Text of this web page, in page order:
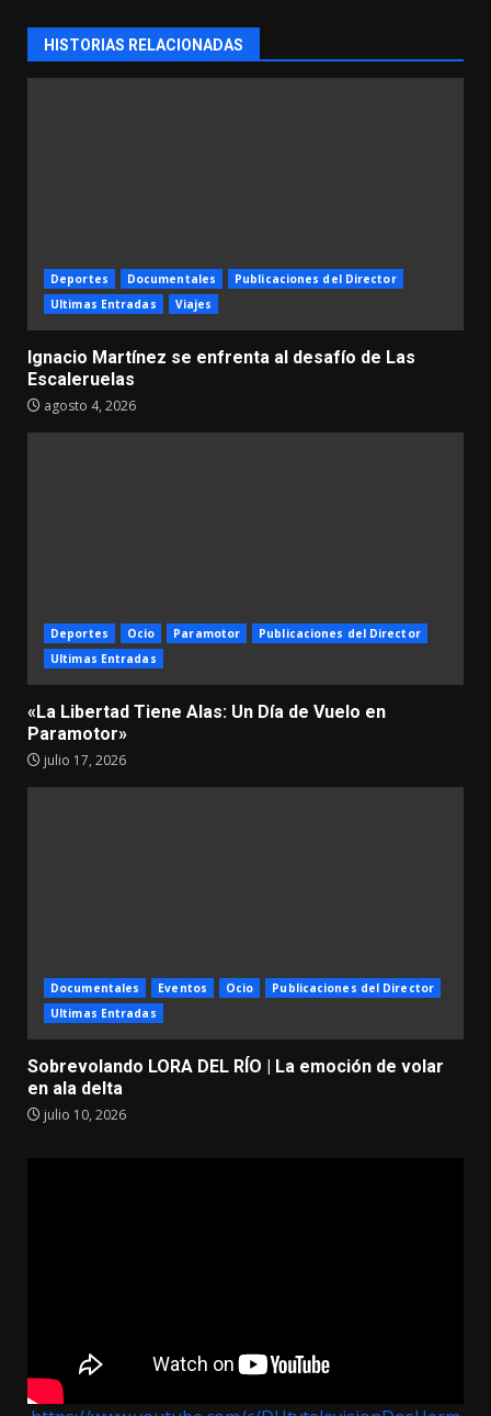
HISTORIAS RELACIONADAS
Deportes Documentales
Publicaciones del Director
Ultimas Entradas
Viajes
Ignacio Martínez se enfrenta al desafío de Las
Escaleruelas
agosto 4, 2026
Deportes Ocio Paramotor
Publicaciones del Director
Ultimas Entradas
«La Libertad Tiene Alas: Un Día de Vuelo en
Paramotor»
julio 17, 2026
Documentales Eventos Ocio
Publicaciones del Director
Ultimas Entradas
Sobrevolando LORA DEL RÍO | La emoción de volar
en ala delta
julio 10, 2026